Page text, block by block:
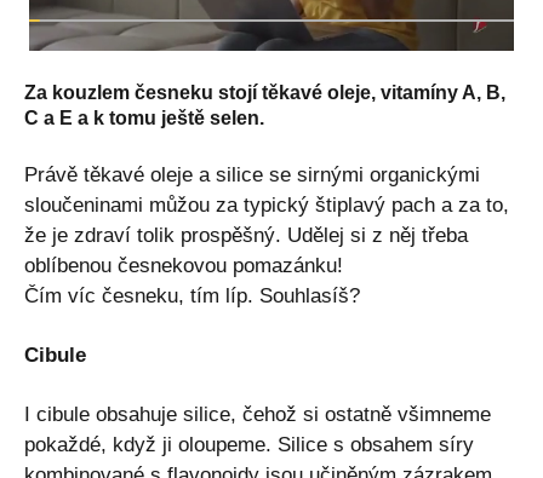
Za kouzlem česneku stojí těkavé oleje, vitamíny A, B,
C a E a k tomu ještě selen.
Právě těkavé oleje a silice se sirnými organickými
sloučeninami můžou za typický štiplavý pach a za to,
že je zdraví tolik prospěšný. Udělej si z něj třeba
oblíbenou česnekovou pomazánku!
Čím víc česneku, tím líp. Souhlasíš?
Cibule
I cibule obsahuje silice, čehož si ostatně všimneme
pokaždé, když ji oloupeme. Silice s obsahem síry